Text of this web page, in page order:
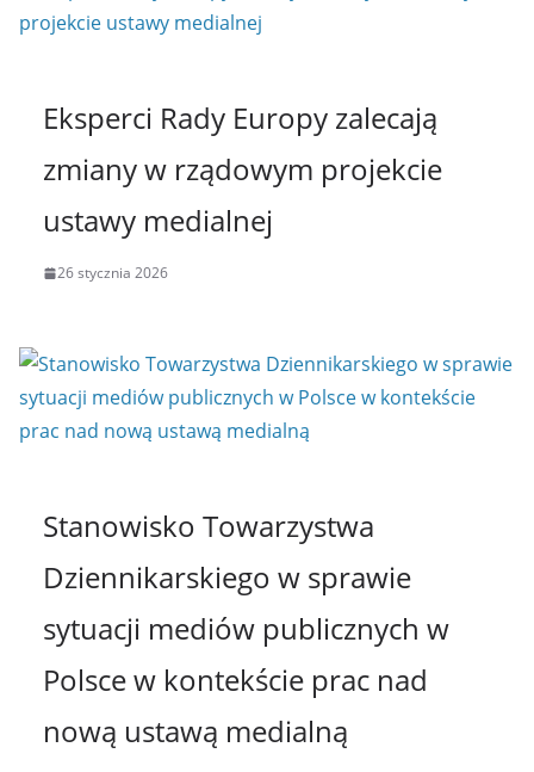
Eksperci Rady Europy zalecają
zmiany w rządowym projekcie
ustawy medialnej
26 stycznia 2026
Stanowisko Towarzystwa
Dziennikarskiego w sprawie
sytuacji mediów publicznych w
Polsce w kontekście prac nad
nową ustawą medialną